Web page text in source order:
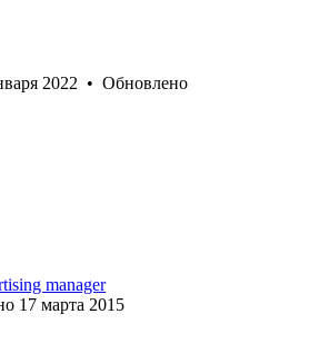
2022 • Обновлено
manager
17 марта 2015